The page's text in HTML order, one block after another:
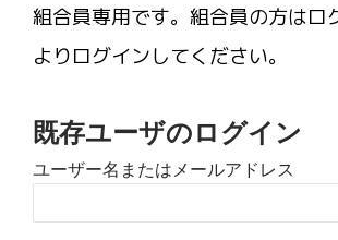
組合員専用です。組合員の方はロ
よりログインしてください。
既存ユーザのログイン
ユーザー名またはメールアドレス